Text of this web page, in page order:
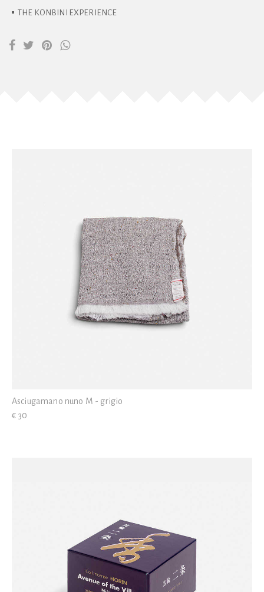
THE KONBINI EXPERIENCE
Asciugamano nuno M - grigio
€ 30